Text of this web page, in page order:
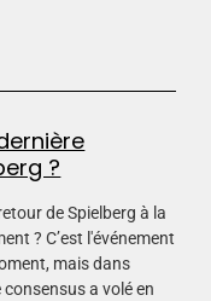
dernière
?
de Spielberg à la
? C’est l'événement
mais dans
consensus a volé en